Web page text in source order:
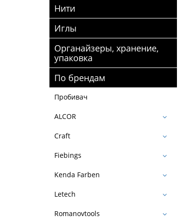
Нити
Иглы
Органайзеры, хранение,
упаковка
По брендам
Пробивач
ALCOR
Craft
Fiebings
Kenda Farben
Letech
Romanovtools